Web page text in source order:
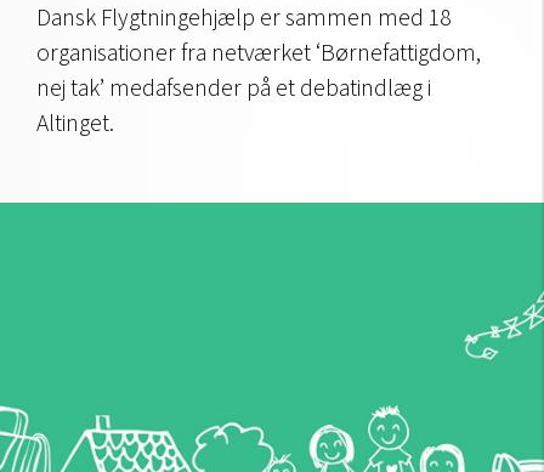
Dansk Flygtningehjælp er sammen med 18
organisationer fra netværket ‘Børnefattigdom,
nej tak’ medafsender på et debatindlæg i
Altinget.